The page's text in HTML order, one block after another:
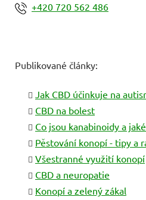
+420 720 562 486
Publikované články:
Jak CBD účinkuje na
CBD na bolest
Co jsou kanabinoidy a
Pěstování konopí - tipy a
Všestranné využití konopí
CBD a neuropatie
Konopí a zelený zákal